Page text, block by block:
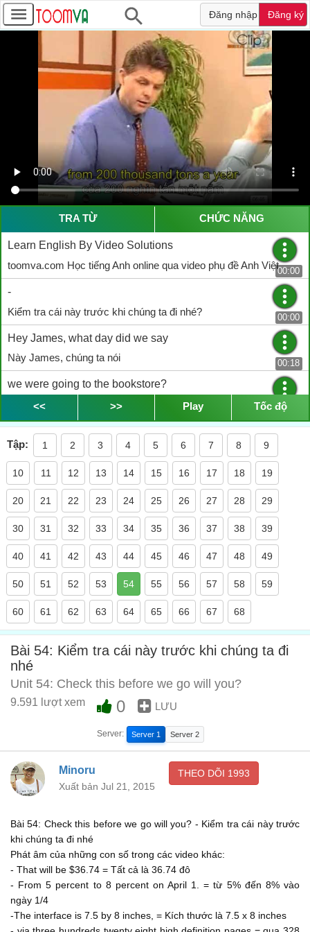
Đăng nhập Đăng ký
TRA TỪ CHỨC NĂNG
Learn English By Video Solutions
toomva.com Học tiếng Anh online qua video phụ đề Anh Việt00:00
-
Kiểm tra cái này trước khi chúng ta đi nhé?
00:00
Hey James, what day did we say
Này James, chúng ta nói
00:18
we were going to the bookstore?
khi nào đi nhà sách nhỉ?
00:19
I think I told you
Tôi nghĩ là tôi đã bảo anh
00:23
that we would go together on Tuesday
chúng ta sẽ đi vào thứ Ba
Ok. Thanks for reminding me. I nearly forgot
Ok. Cám ơn vì đã nhắc tôi
00:26
You do realize that today is Tuesday
Anh biết hôm nay là thứ Ba mà
00:31
Are you still free to go the bookstore with me?
Anh còn rảnh để đi hiệu sách chứ?
Yes, sure. I'm ready to go
Chắc chắn rồi, tôi sẵn sàng đi rồi
I just need to check with you
to see when we plan to go. That's all
xem kế hoạch của chúng ta hôm nay là đi đâu thôi
Trước khi chúng ta đi
00:43
I need you to clarify these numbers with me
tôi muốn anh xem lại kỹ những số liệu này cho tôi
Have a look at the third column
Xem cột thứ 3 này nhé
00:49
<< >> Play Tốc độ
Tập: 1 2 3 4 5 6 7 8 9
10 11 12 13 14 15 16 17 18 19
20 21 22 23 24 25 26 27 28 29
30 31 32 33 34 35 36 37 38 39
40 41 42 43 44 45 46 47 48 49
50 51 52 53 54 55 56 57 58 59
60 61 62 63 64 65 66 67 68
Bài 54: Kiểm tra cái này trước khi chúng ta đi
nhé
Unit 54: Check this before we go will you?
9.591 lượt xem 0 LƯU
Server: Server 1 Server 2
Minoru
Xuất bản Jul 21, 2015
THEO DÕI 1993
Bài 54: Check this before we go will you? - Kiểm tra cái này trước
khi chúng ta đi nhé
Phát âm của những con số trong các video khác:
- That will be $36.74 = Tất cả là 36.74 đô
- From 5 percent to 8 percent on April 1. = từ 5% đến 8% vào
ngày 1/4
-The interface is 7.5 by 8 inches, = Kích thước là 7.5 x 8 inches